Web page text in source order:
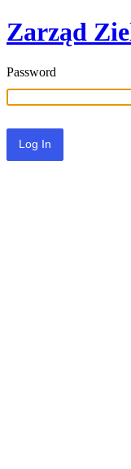
Zarząd
Password